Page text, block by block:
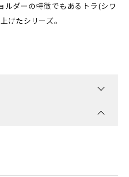
ルダーの特徴でもあるトラ(シワ
げたシリーズ。